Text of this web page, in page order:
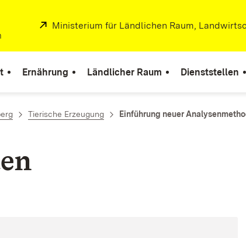
Extern:
Ministerium für Ländlichen Raum,
Ernährung Ländlicher Raum Dienststellen
Tierische Erzeugung Einführung neuer